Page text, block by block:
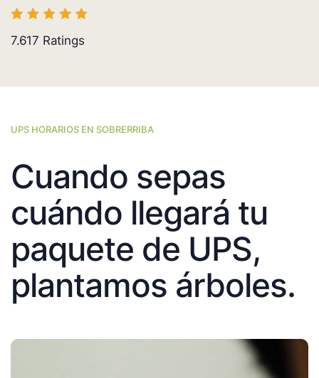
7.617 Ratings
UPS HORARIOS EN SOBRERRIBA
Cuando sepas
cuándo llegará tu
paquete de UPS,
plantamos árboles.